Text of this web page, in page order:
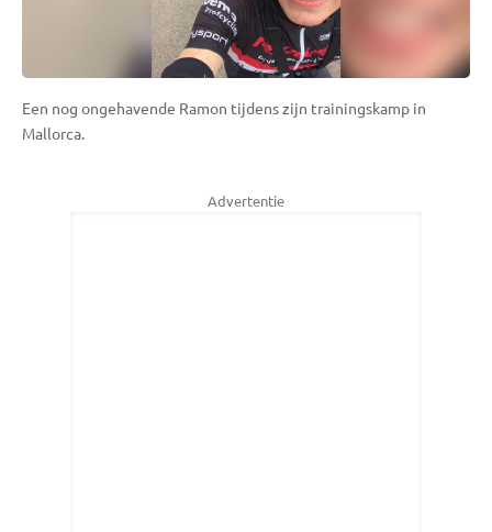
Een nog ongehavende Ramon tijdens zijn trainingskamp in
Mallorca.
Advertentie